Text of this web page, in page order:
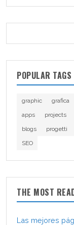
POPULAR TAGS
graphic grafica
apps
projects
blogs
progetti
SEO
THE MOST
Las mejores